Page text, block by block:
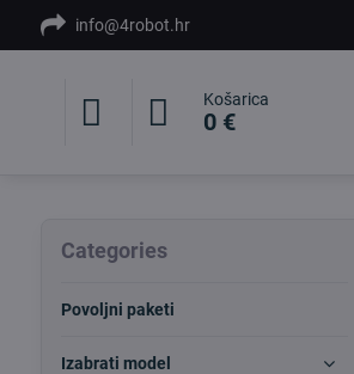
info@4robot.hr
Košarica
0 €
Categories
Povoljni paketi
Izabrati model